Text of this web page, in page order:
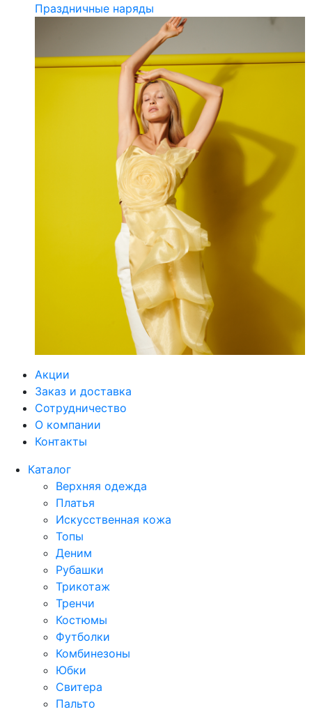
Праздничные наряды
Акции
Заказ и доставка
Сотрудничество
О компании
Контакты
Каталог
Верхняя одежда
Платья
Искусственная кожа
Топы
Деним
Рубашки
Трикотаж
Тренчи
Костюмы
Футболки
Комбинезоны
Юбки
Свитера
Пальто